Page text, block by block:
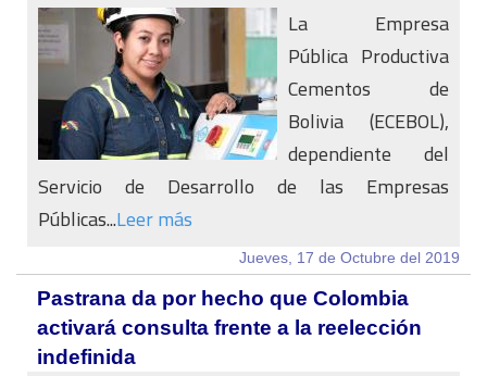
La Empresa
Pública Productiva
Cementos de
Bolivia (ECEBOL),
dependiente del
Servicio de Desarrollo de las Empresas
Públicas...Leer más
Jueves, 17 de Octubre del 2019
Pastrana da por hecho que Colombia
activará consulta frente a la reelección
indefinida